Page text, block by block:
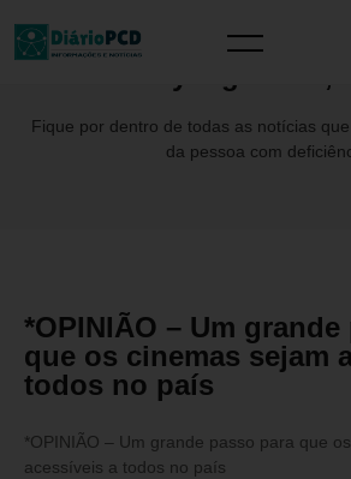
Fique por dentro de todas as notícias
da pessoa com
*OPINIÃO – Um
que os cinemas sejam
todos no país
*OPINIÃO – Um grande passo para que
acessíveis a todos no país